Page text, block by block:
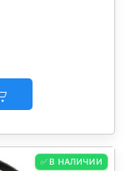
✅ В НАЛИЧИИ